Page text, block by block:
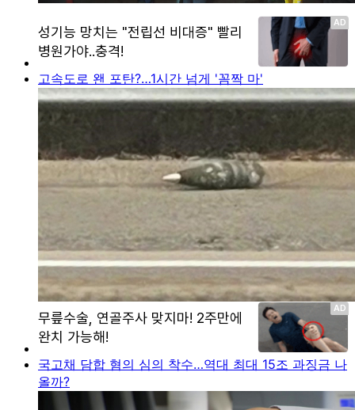
고속도로 왠 포탄?…1시간 넘게 '꼼짝 마'
국고채 담합 혐의 심의 착수…역대 최대 15조 과징금 나
올까?